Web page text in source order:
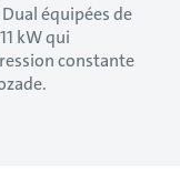
équipées de
kW qui
constante